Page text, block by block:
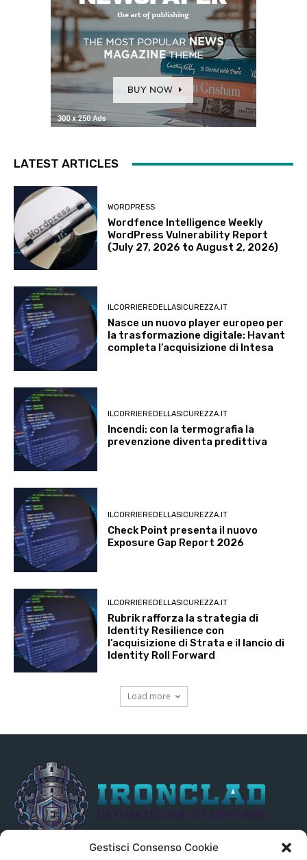
Gestisci Consenso Cookie
LATEST ARTICLES
WORDPRESS
Wordfence Intelligence Weekly
WordPress Vulnerability Report
(July 27, 2026 to August 2, 2026)
ILCORRIEREDELLASICUREZZA.IT
Nasce un nuovo player europeo per
la trasformazione digitale: Havant
completa l’acquisizione di Intesa
ILCORRIEREDELLASICUREZZA.IT
Incendi: con la termografia la
prevenzione diventa predittiva
ILCORRIEREDELLASICUREZZA.IT
Check Point presenta il nuovo
Exposure Gap Report 2026
ILCORRIEREDELLASICUREZZA.IT
Rubrik rafforza la strategia di
Identity Resilience con
l’acquisizione di Strata e il lancio di
Identity Roll Forward
Load more